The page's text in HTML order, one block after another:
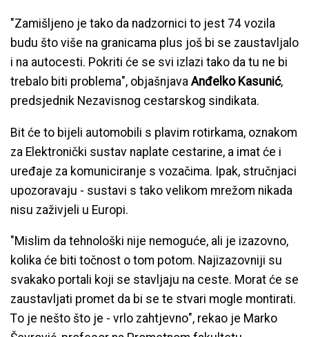
"Zamišljeno je tako da nadzornici to jest 74 vozila
budu što više na granicama plus još bi se zaustavljalo
i na autocesti. Pokriti će se svi izlazi tako da tu ne bi
trebalo biti problema", objašnjava Anđelko Kasunić,
predsjednik Nezavisnog cestarskog sindikata.
Bit će to bijeli automobili s plavim rotirkama, oznakom
za Elektronički sustav naplate cestarine, a imat će i
uređaje za komuniciranje s vozačima. Ipak, stručnjaci
upozoravaju - sustavi s tako velikom mrežom nikada
nisu zaživjeli u Europi.
"Mislim da tehnološki nije nemoguće, ali je izazovno,
kolika će biti točnost o tom potom. Najizazovniji su
svakako portali koji se stavljaju na ceste. Morat će se
zaustavljati promet da bi se te stvari mogle montirati.
To je nešto što je - vrlo zahtjevno", rekao je Marko